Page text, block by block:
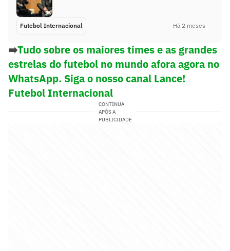
Futebol Internacional Há 2 meses
➡️Tudo sobre os maiores times e as grandes
estrelas do futebol no mundo afora agora no
WhatsApp. Siga o nosso canal Lance!
Futebol Internacional
CONTINUA
APÓS A
PUBLICIDADE